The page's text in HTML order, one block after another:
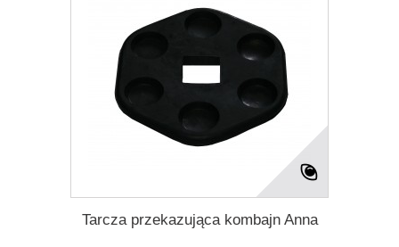
Tarcza przekazująca kombajn Anna